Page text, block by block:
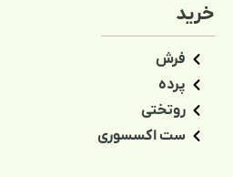
خرید
فرش
پرده
روتختی
ست اکسسوری